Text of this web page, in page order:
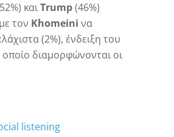
καιTrump(46%)
τον Khomeini να
(2%), ένδειξη του
διαμορφώνονται οι